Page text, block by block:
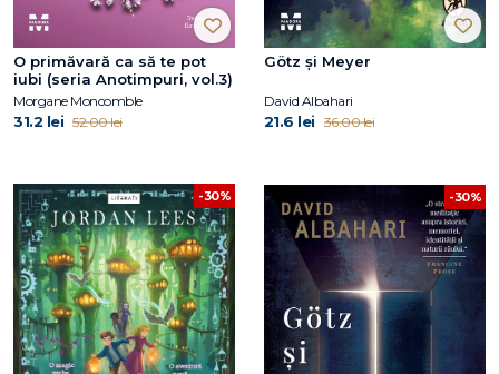
O primăvară ca să te pot
iubi (seria Anotimpuri, vol.3)
Morgane Moncomble
31.2 lei 52.00 lei
Götz și Meyer
David Albahari
21.6 lei 36.00 lei
-30% -30%